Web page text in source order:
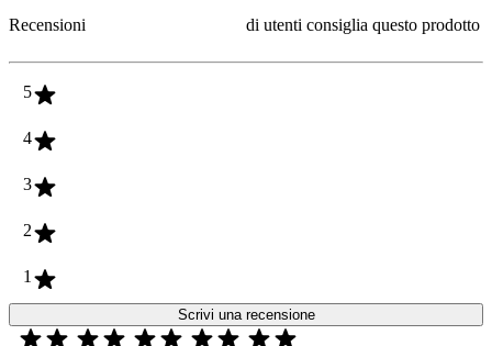
Recensioni
di utenti consiglia questo prodotto
5
4
3
2
1
Scrivi una recensione